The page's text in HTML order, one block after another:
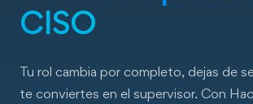
CISO
Tu rol cambia por completo, dejas de
te conviertes en el supervisor. Con